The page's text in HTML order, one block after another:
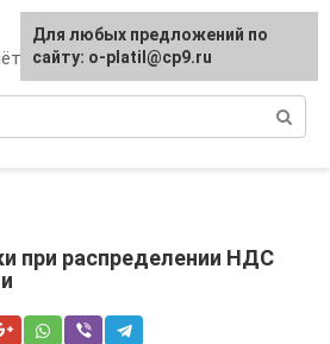
при распределении НДС
Для любых предложений по
сайту: o-platil@cp9.ru